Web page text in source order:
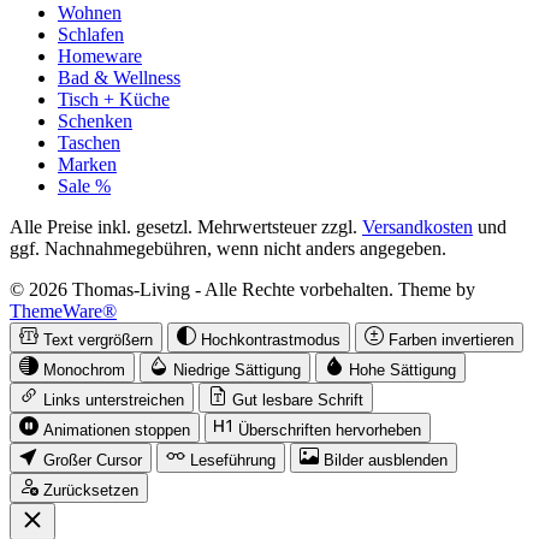
Wohnen
Schlafen
Homeware
Bad & Wellness
Tisch + Küche
Schenken
Taschen
Marken
Sale %
Alle Preise inkl. gesetzl. Mehrwertsteuer zzgl. Versandkosten und
ggf. Nachnahmegebühren, wenn nicht anders angegeben.
© 2026 Thomas-Living - Alle Rechte vorbehalten. Theme by
ThemeWare®
Text vergrößern Hochkontrastmodus
Farben invertieren
Monochrom
Niedrige Sättigung
Hohe Sättigung
Links unterstreichen
Gut lesbare Schrift
Animationen stoppen
Überschriften hervorheben
Großer Cursor
Leseführung
Bilder ausblenden
Zurücksetzen